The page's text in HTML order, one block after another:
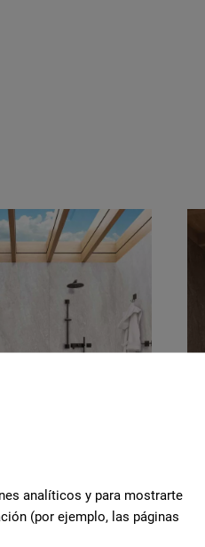
analíticos y para mostrarte
(por ejemplo, las páginas